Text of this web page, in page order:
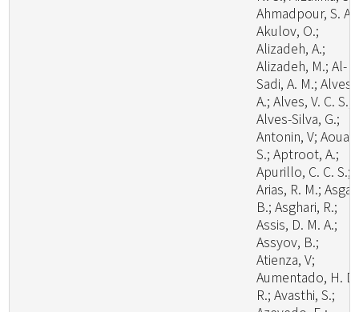
Ahmadpour, S. A.;
Akulov, O.;
Alizadeh, A.;
Alizadeh, M.; Al-
Sadi, A. M.; Alves,
A.; Alves, V. C. S.;
Alves-Silva, G.;
Antonin, V; Aouali,
S.; Aptroot, A.;
Apurillo, C. C. S.;
Arias, R. M.;
B.; Asghari, R.;
Assis, D. M. A.;
Assyov, B.;
Atienza, V;
Aumentado, H. D.
R.; Avasthi, S.;